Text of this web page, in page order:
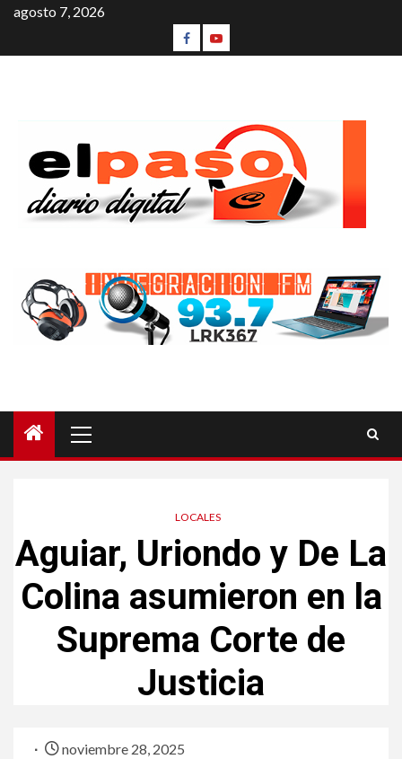
agosto 7, 2026
LOCALES
Aguiar, Uriondo y De La
Colina asumieron en la
Suprema Corte de
Justicia
noviembre 28, 2025